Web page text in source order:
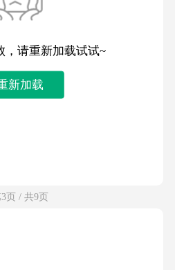
，请重新加载试试~
新加载
页 / 共9页